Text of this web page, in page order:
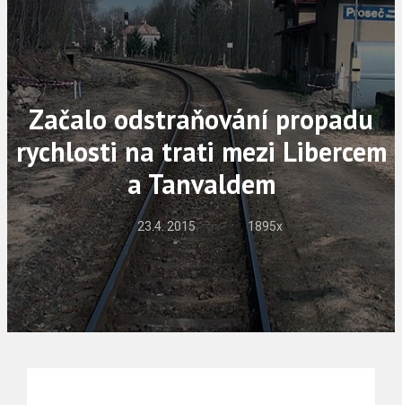
Začalo odstraňování propadu
rychlosti na trati mezi Libercem
a Tanvaldem
23.4. 2015 1895x